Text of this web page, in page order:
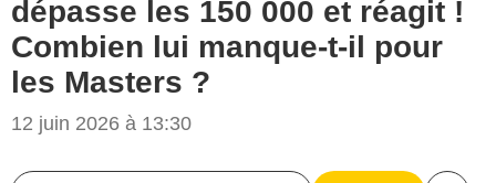
dépasse les 150 000 et réagit !
Combien lui manque-t-il pour
les Masters ?
12 juin 2026 à 13:30